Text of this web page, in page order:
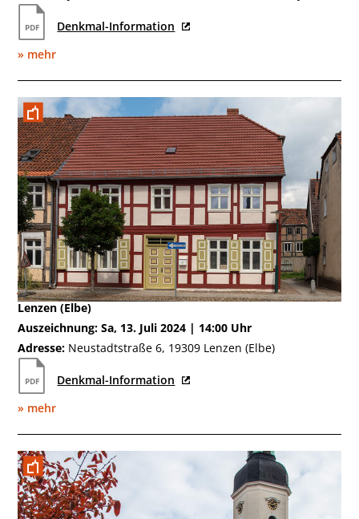
Denkmal-Information
» mehr
Juli
Lenzen (Elbe)
Auszeichnung: Sa, 13. Juli 2024 | 14:00 Uhr
Adresse: Neustadtstraße 6, 19309 Lenzen (Elbe)
Denkmal-Information
» mehr